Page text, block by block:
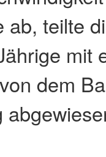
teilte
mit
dem